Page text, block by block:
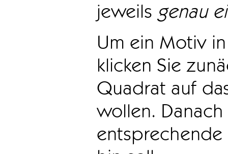
jeweils genau
Um ein Motiv
klicken Sie
Quadrat auf
wollen.